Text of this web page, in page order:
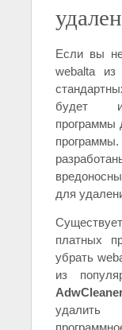
Если вы
webalta из
будет
программы
для
платных
убрать
из
удалить